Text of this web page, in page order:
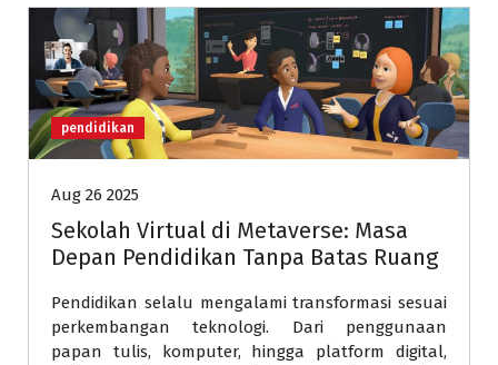
pendidikan
Aug 26 2025
Sekolah Virtual di Metaverse: Masa
Depan Pendidikan Tanpa Batas Ruang
Pendidikan selalu mengalami transformasi sesuai
perkembangan teknologi. Dari penggunaan
papan tulis, komputer, hingga platform digital,